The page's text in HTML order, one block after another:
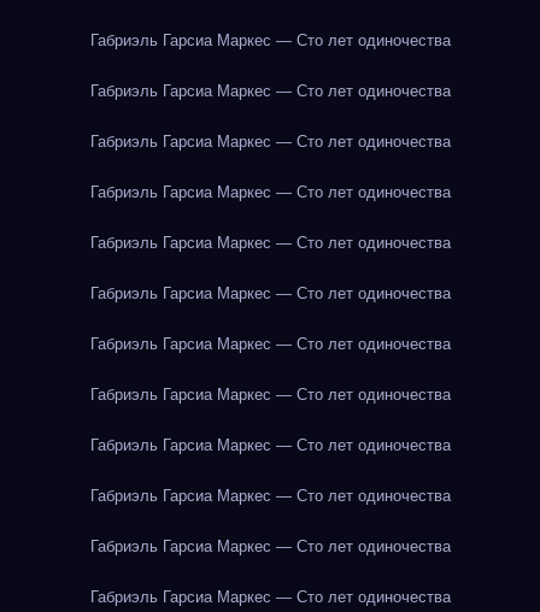
Габриэль Гарсиа Маркес — Сто лет одиночества
Габриэль Гарсиа Маркес — Сто лет одиночества
Габриэль Гарсиа Маркес — Сто лет одиночества
Габриэль Гарсиа Маркес — Сто лет одиночества
Габриэль Гарсиа Маркес — Сто лет одиночества
Габриэль Гарсиа Маркес — Сто лет одиночества
Габриэль Гарсиа Маркес — Сто лет одиночества
Габриэль Гарсиа Маркес — Сто лет одиночества
Габриэль Гарсиа Маркес — Сто лет одиночества
Габриэль Гарсиа Маркес — Сто лет одиночества
Габриэль Гарсиа Маркес — Сто лет одиночества
Габриэль Гарсиа Маркес — Сто лет одиночества